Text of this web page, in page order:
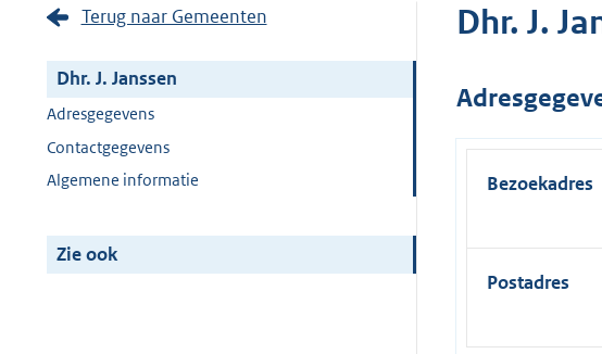
Terug naar Gemeenten
Dhr. J. Janssen
Adresgegevens
Contactgegevens
Algemene informatie
Zie ook
Dhr. J.
Bezoekadres
Postadres